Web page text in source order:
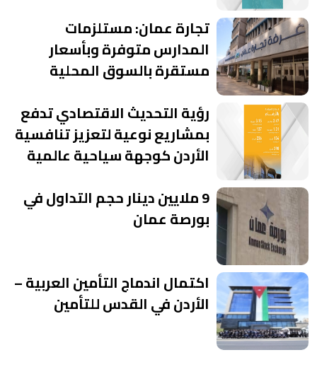
تجارة عمان: مستلزمات
المدارس متوفرة وبأسعار
مستقرة بالسوق المحلية
رؤية التحديث الاقتصادي تدفع
بمشاريع نوعية لتعزيز تنافسية
الأردن كوجهة سياحية عالمية
9 ملايين دينار حجم التداول في
بورصة عمان
اكتمال اندماج التأمين العربية –
الأردن في القدس للتأمين